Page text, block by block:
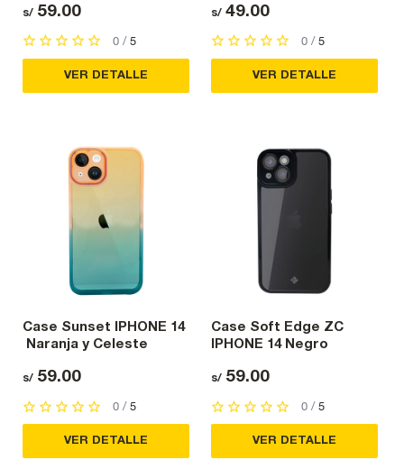
s/ 59.00
0 / 5
VER DETALLE
s/ 49.00
0 / 5
VER DETALLE
Case Sunset IPHONE 14
Naranja y Celeste
s/ 59.00
0 / 5
VER DETALLE
Case Soft Edge ZC
IPHONE 14 Negro
s/ 59.00
0 / 5
VER DETALLE